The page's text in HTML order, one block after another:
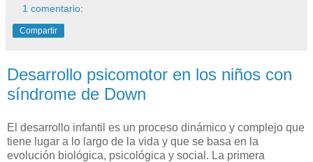
1 comentario:
Compartir
Desarrollo psicomotor en los niños con
síndrome de Down
El desarrollo infantil es un proceso dinámico y complejo que
tiene lugar a lo largo de la vida y que se basa en la
evolución biológica, psicológica y social. La primera